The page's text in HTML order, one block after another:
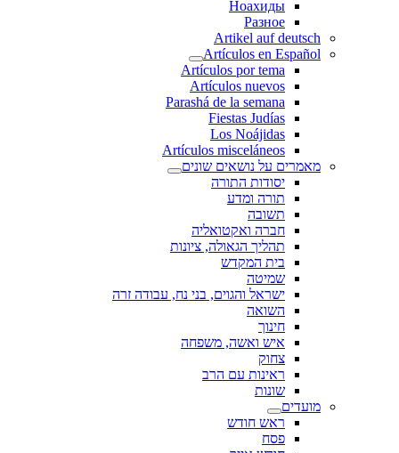
Ноахиды
Разное
Artikel auf deutsch
Artículos en Español
Artículos por tema
Artículos nuevos
Parashá de la semana
Fiestas Judías
Los Noájidas
Artículos misceláneos
מאמרים על נושאים שונים
יסודות התורה
תורה ומדע
תשובה
חברה ואקטואליה
תהליך הגאולה, ציונות
בית המקדש
שמיטה
ישראל והגוים, בני נח, עבודה זרה
השואה
חינוך
איש ואשה, משפחה
צחוק
ראינות עם הרב
שונות
מועדים
ראש חודש
פסח